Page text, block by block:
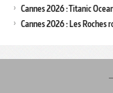
Cannes 2026 : Titanic
Cannes 2026 : Les Roches